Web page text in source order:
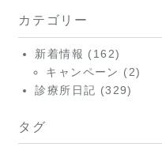
カテゴリー
新着情報 (162)
キャンペーン (2)
診療所日記 (329)
タグ